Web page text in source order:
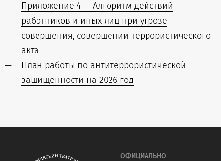
Приложение 4 — Алгоритм действий
работников и иных лиц при угрозе
совершения, совершении террористического
акта
План работы по антитеррористической
защищенности на 2026 год
ОФИЦИАЛЬНО